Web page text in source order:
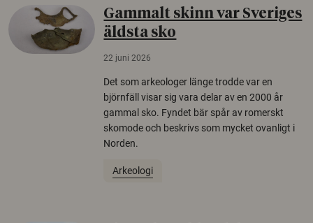
Gammalt skinn var Sveriges
äldsta sko
22 juni 2026
Det som arkeologer länge trodde var en
björnfäll visar sig vara delar av en 2000 år
gammal sko. Fyndet bär spår av romerskt
skomode och beskrivs som mycket ovanligt i
Norden.
Arkeologi